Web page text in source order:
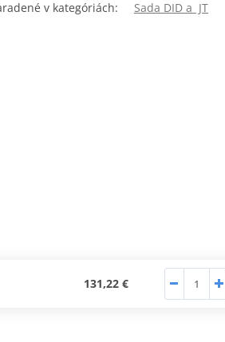
v kategóriách: Sada DID a JT
131,22 €